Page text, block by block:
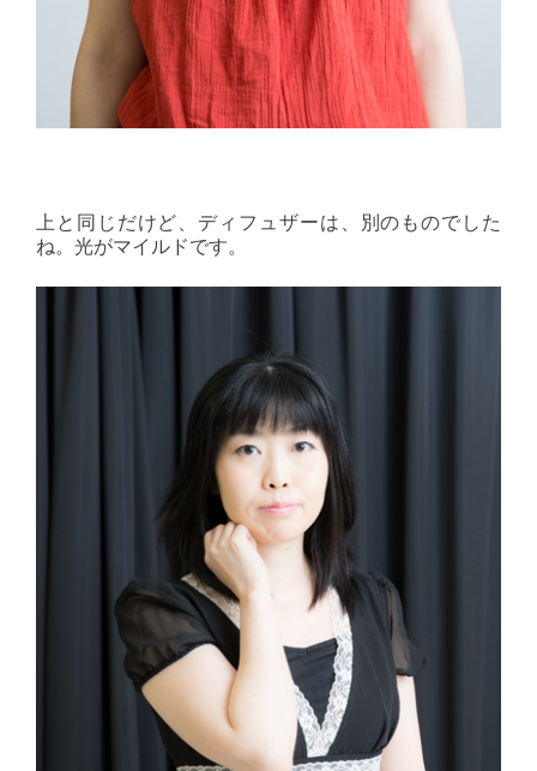
上と同じだけど、ディフュザーは、別のものでした
ね。光がマイルドです。